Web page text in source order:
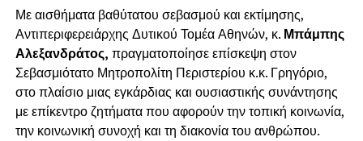
Με αισθήματα βαθύτατου σεβασμού και εκτίμησης,
Αντιπεριφερειάρχης Δυτικού Τομέα Αθηνών, κ. Μπάμπης
Αλεξανδράτος, πραγματοποίησε επίσκεψη στον
Σεβασμιότατο Μητροπολίτη Περιστερίου κ.κ. Γρηγόριο,
στο πλαίσιο μιας εγκάρδιας και ουσιαστικής συνάντησης
με επίκεντρο ζητήματα που αφορούν την τοπική κοινωνία,
την κοινωνική συνοχή και τη διακονία του ανθρώπου.